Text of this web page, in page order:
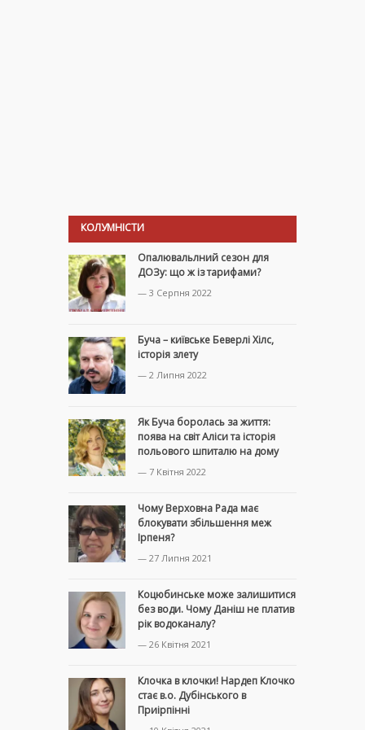
КОЛУМНІСТИ
Опалювальлний сезон для
ДОЗу: що ж із тарифами?
— 3 Серпня 2022
Буча – київське Беверлі Хілс,
історія злету
— 2 Липня 2022
Як Буча боролась за життя:
поява на світ Аліси та історія
польового шпиталю на дому
— 7 Квітня 2022
Чому Верховна Рада має
блокувати збільшення меж
Ірпеня?
— 27 Липня 2021
Коцюбинське може залишитися
без води. Чому Даніш не платив
рік водоканалу?
— 26 Квітня 2021
Клочка в клочки! Нардеп Клочко
стає в.о. Дубінського в
Приірпінні